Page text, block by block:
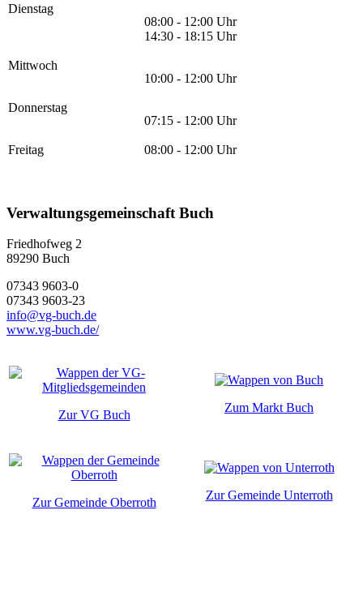
Dienstag
08:00 - 12:00 Uhr
14:30 - 18:15 Uhr
Mittwoch
10:00 - 12:00 Uhr
Donnerstag
07:15 - 12:00 Uhr
Freitag 08:00 - 12:00 Uhr
Verwaltungsgemeinschaft Buch
Friedhofweg 2
89290 Buch
07343 9603-0
07343 9603-23
info@vg-buch.de
www.vg-buch.de/
Zur VG Buch
Zum Markt Buch
Zur Gemeinde Oberroth
Zur Gemeinde Unterroth